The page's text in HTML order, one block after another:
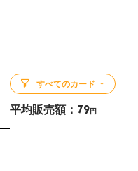
すべてのカード
平均販売額： 79円